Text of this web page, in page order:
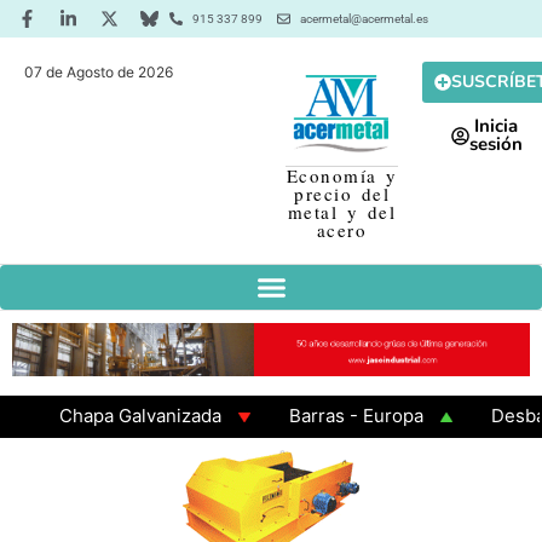
915 337 899 acermetal@acermetal.es
07 de Agosto de 2026
Economía y
precio del
metal y del
acero
Inicia
sesión
Chapa Galvanizada Barras - Europa
GAMA 3 - Cuadrados 200x200x8